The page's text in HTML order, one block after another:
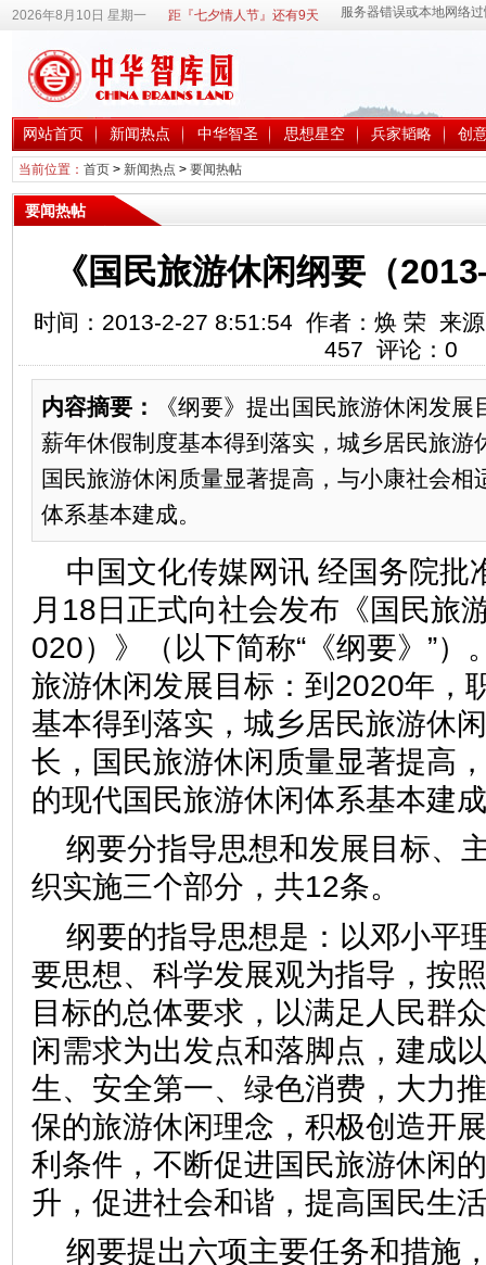
2026年8月10日 星期一 距『七夕情人节』还有9天
网站首页 新闻热点 中华智圣 思想星空 兵家韬略 创
当前位置： 首页> 新闻热点 > 要闻热帖
要闻热帖
《国民旅游休闲纲要（
时间：2013-2-27 8:51:54 作者：焕 荣 来
457 评论： 0
内容摘要：
《纲要》提出国民旅游休闲发
薪年休假制度基本得到落实，城乡居民旅游
国民旅游休闲质量显著提高，与小康社会相
体系基本建成。
中国文化传媒网讯 经国务院批
月18日正式向社会发布《国民旅
020）》（以下简称“《纲要》”）
旅游休闲发展目标：到2020年，
基本得到落实，城乡居民旅游休
长，国民旅游休闲质量显著提高
的现代国民旅游休闲体系基本建
纲要分指导思想和发展目标、
织实施三个部分，共12条。
纲要的指导思想是：以邓小平
要思想、科学发展观为指导，按
目标的总体要求，以满足人民群
闲需求为出发点和落脚点，建成
生、安全第一、绿色消费，大力
保的旅游休闲理念，积极创造开
利条件，不断促进国民旅游休闲
升，促进社会和谐，提高国民生
纲要提出六项主要任务和措施